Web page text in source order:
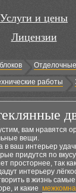
Услуги и цены
Лицензии
работы
вам нравятся
вещи.
в ваш интерьер
придутся по
просторнее, так
интерьеру
в жизнь
и какие